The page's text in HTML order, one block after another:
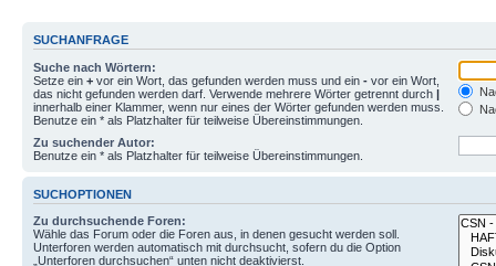
SUCHANFRAGE
Suche nach Wörtern:
Setze ein + vor ein Wort, das gefunden werden muss und ein - vor ein Wort,
das nicht gefunden werden darf. Verwende mehrere Wörter getrennt durch |
innerhalb einer Klammer, wenn nur eines der Wörter gefunden werden muss.
Benutze ein * als Platzhalter für teilweise Übereinstimmungen.
Zu suchender Autor:
Benutze ein * als Platzhalter für teilweise Übereinstimmungen.
SUCHOPTIONEN
Zu durchsuchende Foren:
Wähle das Forum oder die Foren aus, in denen gesucht werden soll.
Unterforen werden automatisch mit durchsucht, sofern du die Option
„Unterforen durchsuchen“ unten nicht deaktivierst.